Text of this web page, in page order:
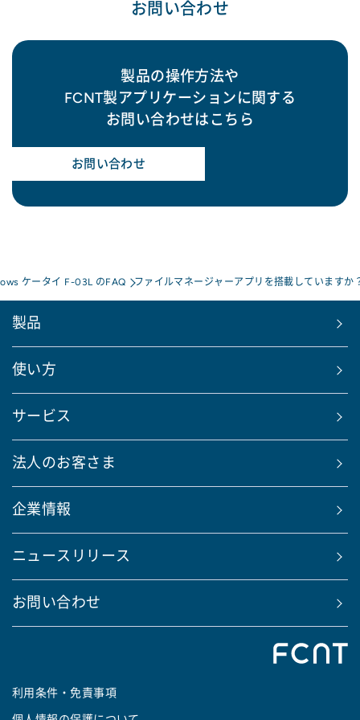
お問い合わせ
製品の操作方法や
FCNT製アプリケーションに関する
お問い合わせはこちら
お問い合わせ
ケータイ F-03L のFAQ ファイルマネージャーアプリを搭載していますか
製品
使い方
サービス
法人のお客さま
企業情報
ニュースリリース
お問い合わせ
利用条件・免責事項